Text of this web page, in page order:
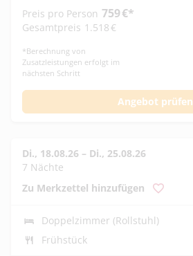
Preis pro Person 759€*
Gesamtpreis 1.518€
*Berechnung von
Zusatzleistungen erfolgt im
nächsten Schritt
Angebot prüfen
Di., 18.08.26 – Di., 25.08.26
7 Nächte
Zu Merkzettel hinzufügen
Doppelzimmer (Rollstuhl)
Frühstück